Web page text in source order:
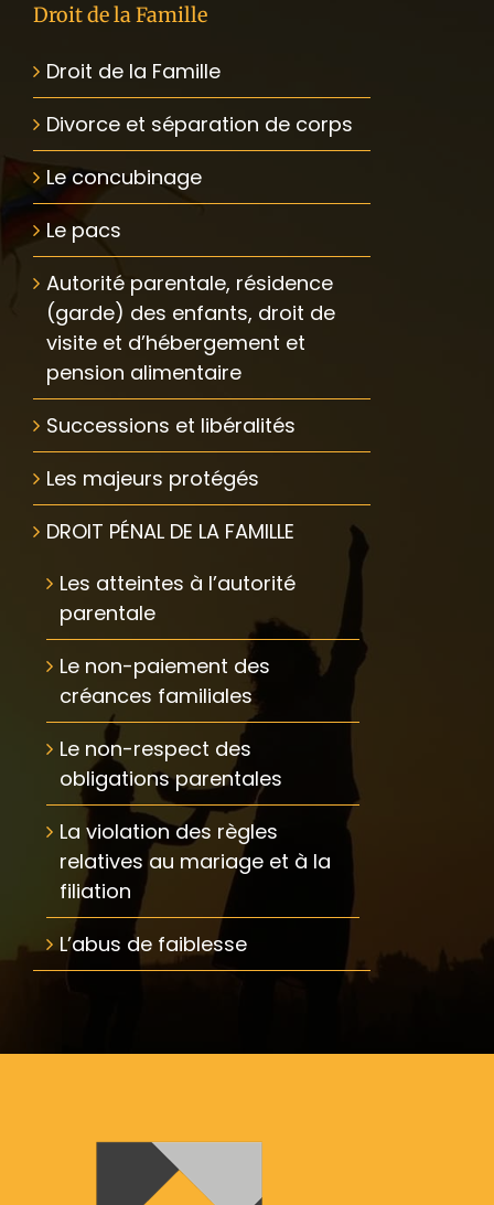
Droit de la Famille
Droit de la Famille
Divorce et séparation de corps
Le concubinage
Le pacs
Autorité parentale, résidence
(garde) des enfants, droit de
visite et d’hébergement et
pension alimentaire
Successions et libéralités
Les majeurs protégés
DROIT PÉNAL DE LA FAMILLE
Les atteintes à l’autorité
parentale
Le non-paiement des
créances familiales
Le non-respect des
obligations parentales
La violation des règles
relatives au mariage et à la
filiation
L’abus de faiblesse